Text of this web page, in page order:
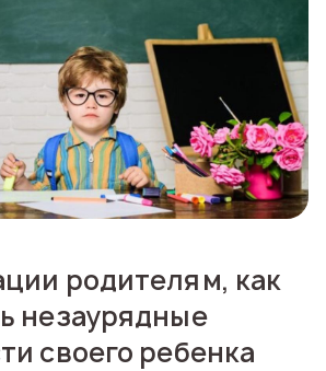
родителям, как
незаурядные
своего ребенка